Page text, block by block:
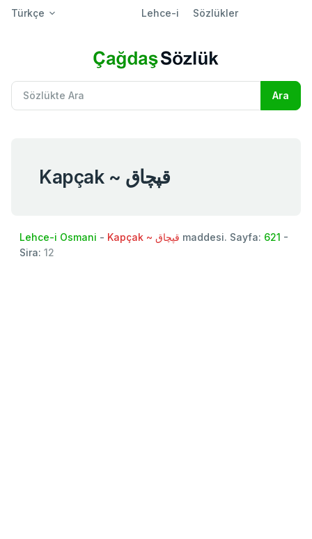
Türkçe Lehce-i Sözlükler
Kapçak ~ قپچاق
Lehce-i Osmani - Kapçak ~ قپچاق maddesi. Sayfa: 621 -
Sira: 12